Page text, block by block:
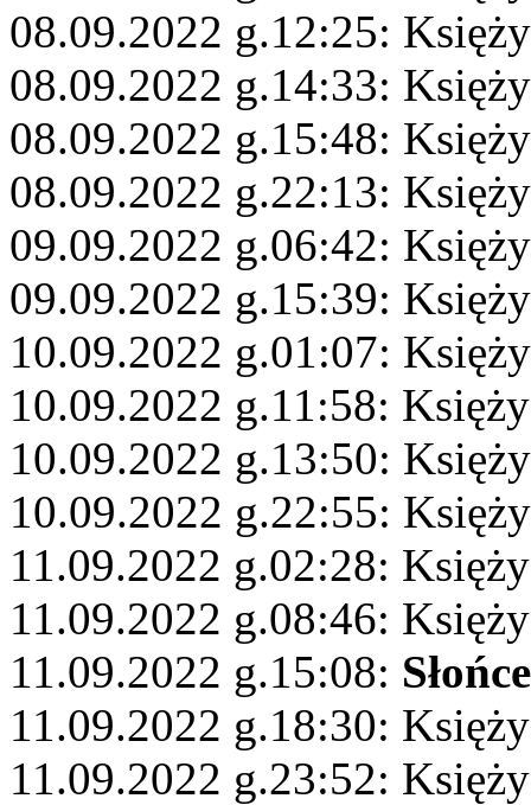
08.09.2022 g.12:25:
08.09.2022 g.14:33:
08.09.2022 g.15:48:
08.09.2022 g.22:13:
09.09.2022 g.06:42:
09.09.2022 g.15:39:
10.09.2022 g.01:07:
10.09.2022 g.11:58:
10.09.2022 g.13:50:
10.09.2022 g.22:55:
11.09.2022 g.02:28:
11.09.2022 g.08:46:
11.09.2022 g.15:08: Słońce
11.09.2022 g.18:30:
11.09.2022 g.23:52: